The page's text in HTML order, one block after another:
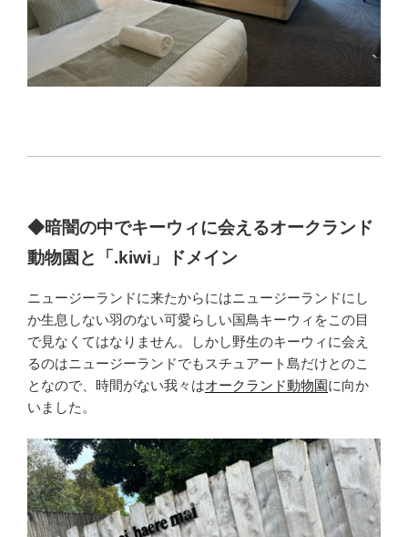
◆暗闇の中でキーウィに会えるオークランド
動物園と「.kiwi」ドメイン
ニュージーランドに来たからにはニュージーランドにし
か生息しない羽のない可愛らしい国鳥キーウィをこの目
で見なくてはなりません。しかし野生のキーウィに会え
るのはニュージーランドでもスチュアート島だけとのこ
となので、時間がない我々はオークランド動物園に向か
いました。